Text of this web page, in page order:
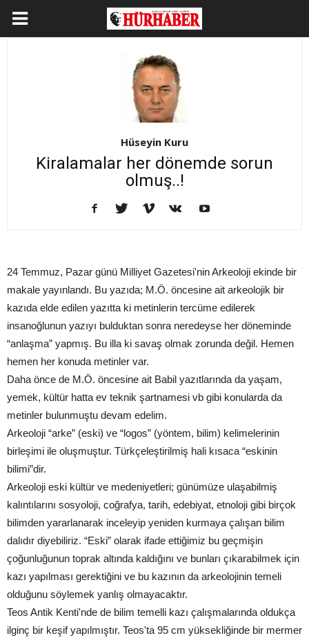
Hüseyin Kuru
Kiralamalar her dönemde sorun
olmuş..!
24 Temmuz, Pazar günü Milliyet Gazetesi'nin Arkeoloji ekinde bir
makale yayınlandı. Bu yazıda; M.Ö. öncesine ait arkeolojik bir
kazıda elde edilen yazıtta ki metinlerin tercüme edilerek
insanoğlunun yazıyı bulduktan sonra neredeyse her döneminde
“anlaşma” yapmış. Bu illa ki savaş olmak zorunda değil. Hemen
hemen her konuda metinler var.
Daha önce de M.Ö. öncesine ait Babil yazıtlarında da yaşam,
yemek, kültür hatta ev teknik şartnamesi vb gibi konularda da
metinler bulunmuştu devam edelim.
Arkeoloji “arke” (eski) ve “logos” (yöntem, bilim) kelimelerinin
birleşimi ile oluşmuştur. Türkçeleştirilmiş hali kısaca “eskinin
bilimi”dir.
Arkeoloji eski kültür ve medeniyetleri; günümüze ulaşabilmiş
kalıntılarını sosyoloji, coğrafya, tarih, edebiyat, etnoloji gibi birçok
bilimden yararlanarak inceleyip yeniden kurmaya çalışan bilim
dalıdır diyebiliriz. “Eski” olarak ifade ettiğimiz bu geçmişin
çoğunluğunun toprak altında kaldığını ve bunları çıkarabilmek için
kazı yapılması gerektiğini ve bu kazının da arkeolojinin temeli
olduğunu söylemek yanlış olmayacaktır.
Teos Antik Kenti'nde de bilim temelli kazı çalışmalarında oldukça
ilginç bir keşif yapılmıştır. Teos'ta 95 cm yüksekliğinde bir mermer